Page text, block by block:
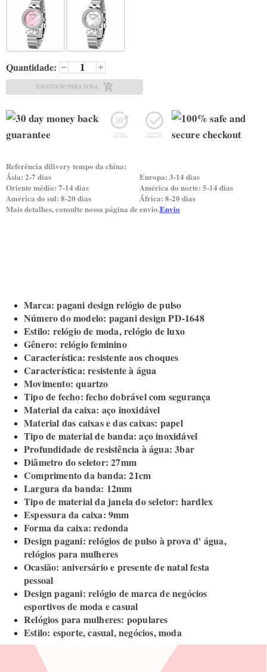
Quantidade:
ESGOTADO PARA FORA
Referência dilivery tempo da china:
Ásia: 2-7 dias
Europa: 3-14 dias
Oriente médio: 7-14 dias
América do norte: 5-14 dias
América do sul: 8-20 dias
África: 8-20 dias
Mais detalhes, consulte nossa página de envio.Envio
Marca: pagani design relógio de pulso
Número do modelo: pagani design PD-1648
Estilo: relógio de moda, relógio de luxo
Gênero: relógio feminino
Característica: resistente aos choques
Característica: resistente à água
Movimento: quartzo
Tipo de fecho: fecho dobrável com segurança
Material da caixa: aço inoxidável
Material das caixas e das caixas: papel
Tipo de material de banda: aço inoxidável
Profundidade de resistência à água: 3bar
Diâmetro do seletor: 27mm
Comprimento da banda: 21cm
Largura da banda: 12mm
Tipo de material da janela do seletor: hardlex
Espessura da caixa: 9mm
Forma da caixa: redonda
Design pagani: relógios de pulso à prova d' água,
relógios para mulheres
Ocasião: aniversário e presente de natal festa
pessoal
Design pagani: relógio de marca de negócios
esportivos de moda e casual
Relógios para mulheres: populares
Estilo: esporte, casual, negócios, moda